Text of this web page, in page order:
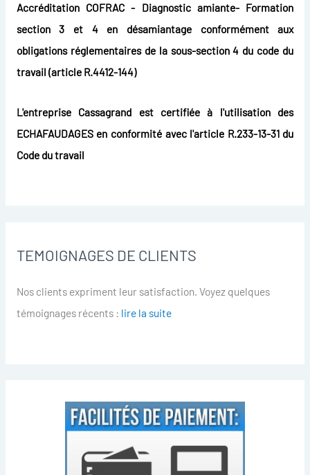
Accréditation COFRAC - Diagnostic amiante- Formation
section 3 et 4 en désamiantage conformément aux
obligations réglementaires de la sous-section 4 du code du
travail (article R.4412-144)
L'entreprise Cassagrand est certifiée à l'utilisation des
ECHAFAUDAGES en conformité avec l'article R.233-13-31 du
Code du travail
TEMOIGNAGES DE CLIENTS
Nos clients expriment leur satisfaction. Voyez quelques
témoignages récents : lire la suite